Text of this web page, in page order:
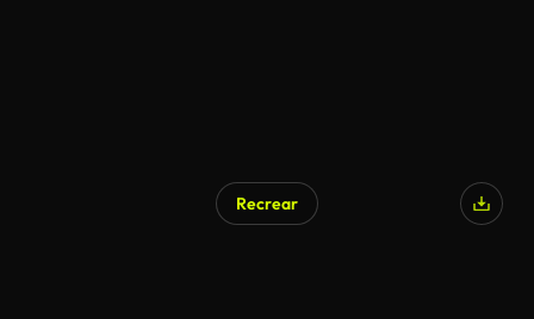
Recrear